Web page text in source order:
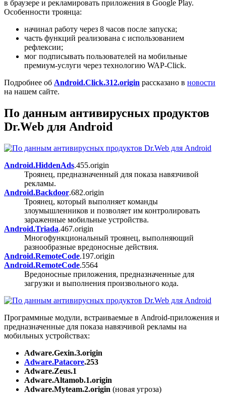
в браузере и рекламировать приложения в Google Play.
Особенности троянца:
начинал работу через 8 часов после запуска;
часть функций реализована с использованием
рефлексии;
мог подписывать пользователей на мобильные
премиум-услуги через технологию WAP-Click.
Подробнее об Android.Click.312.origin рассказано в новости
на нашем сайте.
По данным антивирусных продуктов
Dr.Web для Android
Android.HiddenAds.455.origin
Троянец, предназначенный для показа навязчивой
рекламы.
Android.Backdoor.682.origin
Троянец, который выполняет команды
злоумышленников и позволяет им контролировать
зараженные мобильные устройства.
Android.Triada.467.origin
Многофункциональный троянец, выполняющий
разнообразные вредоносные действия.
Android.RemoteCode.197.origin
Android.RemoteCode.5564
Вредоносные приложения, предназначенные для
загрузки и выполнения произвольного кода.
Программные модули, встраиваемые в Android-приложения и
предназначенные для показа навязчивой рекламы на
мобильных устройствах:
Adware.Gexin.3.origin
Adware.Patacore.253
Adware.Zeus.1
Adware.Altamob.1.origin
Adware.Myteam.2.origin (новая угроза)